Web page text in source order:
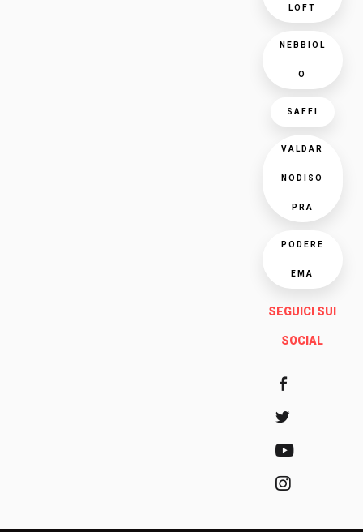
LOFT
NEBBIOL
O
SAFFI
VALDAR
NODISO
PRA
PODERE
EMA
SEGUICI SUI
SOCIAL